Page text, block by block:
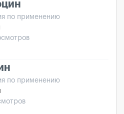
по применению
по применению